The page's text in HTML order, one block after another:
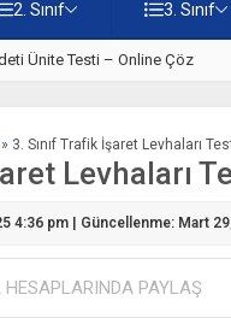
2. Sınıf 3. Sınıf
Ünite Testi – Online Çöz
» 3. Sınıf Trafik İşaret Levhaları
Levhaları
4:36 pm | Güncellenme: Mart
HESAPLARINDA PAYLAŞ